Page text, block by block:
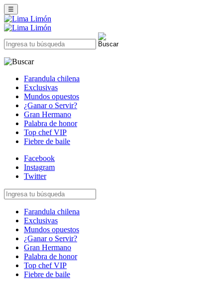
☰
Farandula chilena
Exclusivas
Mundos opuestos
¿Ganar o Servir?
Gran Hermano
Palabra de honor
Top chef VIP
Fiebre de baile
Facebook
Instagram
Twitter
Farandula chilena
Exclusivas
Mundos opuestos
¿Ganar o Servir?
Gran Hermano
Palabra de honor
Top chef VIP
Fiebre de baile